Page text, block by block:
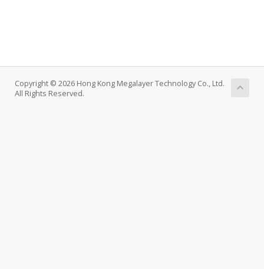
Copyright © 2026 Hong Kong Megalayer Technology Co., Ltd.
All Rights Reserved.